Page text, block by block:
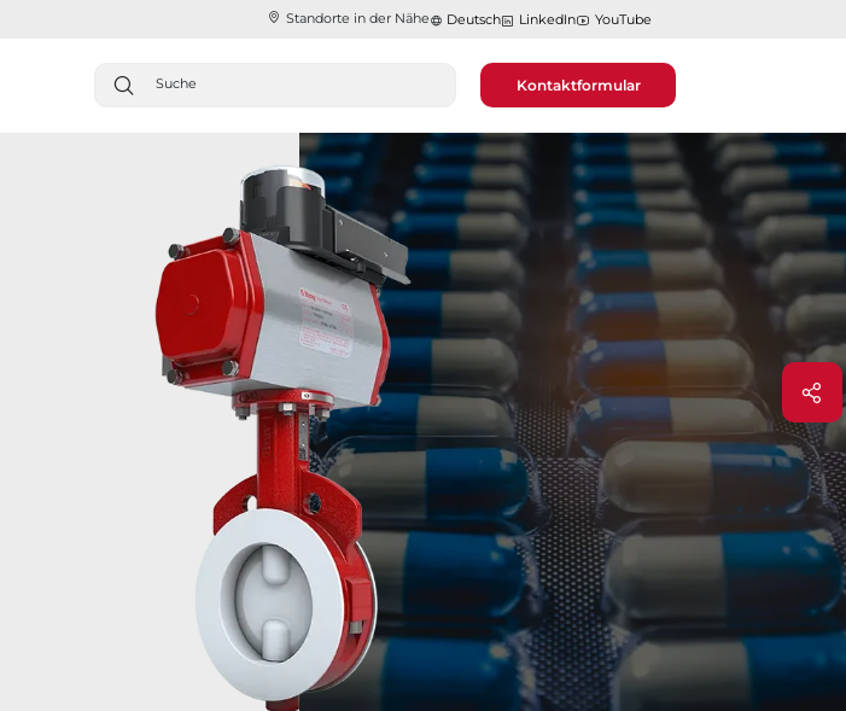
Standorte in der Nähe​​​​​​​ Deutsch LinkedIn YouTube
Kontaktformular